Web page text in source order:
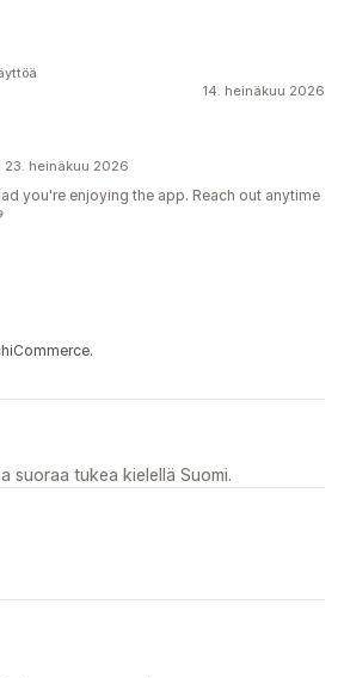
14. heinäkuu 2026
23. heinäkuu 2026
you're enjoying the app. Reach out anytime
suoraa tukea kielellä Suomi.